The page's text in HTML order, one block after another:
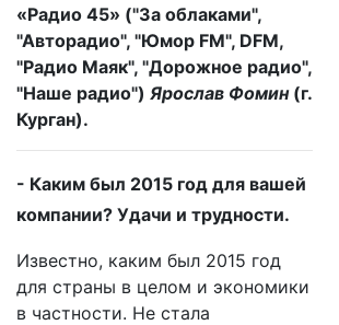
«Радио 45» ("За облаками",
"Авторадио", "Юмор FM", DFM,
"Радио Маяк", "Дорожное радио",
"Наше радио") Ярослав Фомин(г.
Курган).
- Каким был 2015 год для вашей
компании? Удачи и трудности.
Известно, каким был 2015 год
для страны в целом и экономики
в частности. Не стала